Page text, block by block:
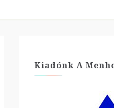
Kiadónk A